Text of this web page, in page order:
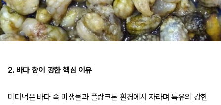
2. 바다 향이 강한 핵심 이유
미더덕은 바다 속 미생물과 플랑크톤 환경에서 자라며 특유의 강한